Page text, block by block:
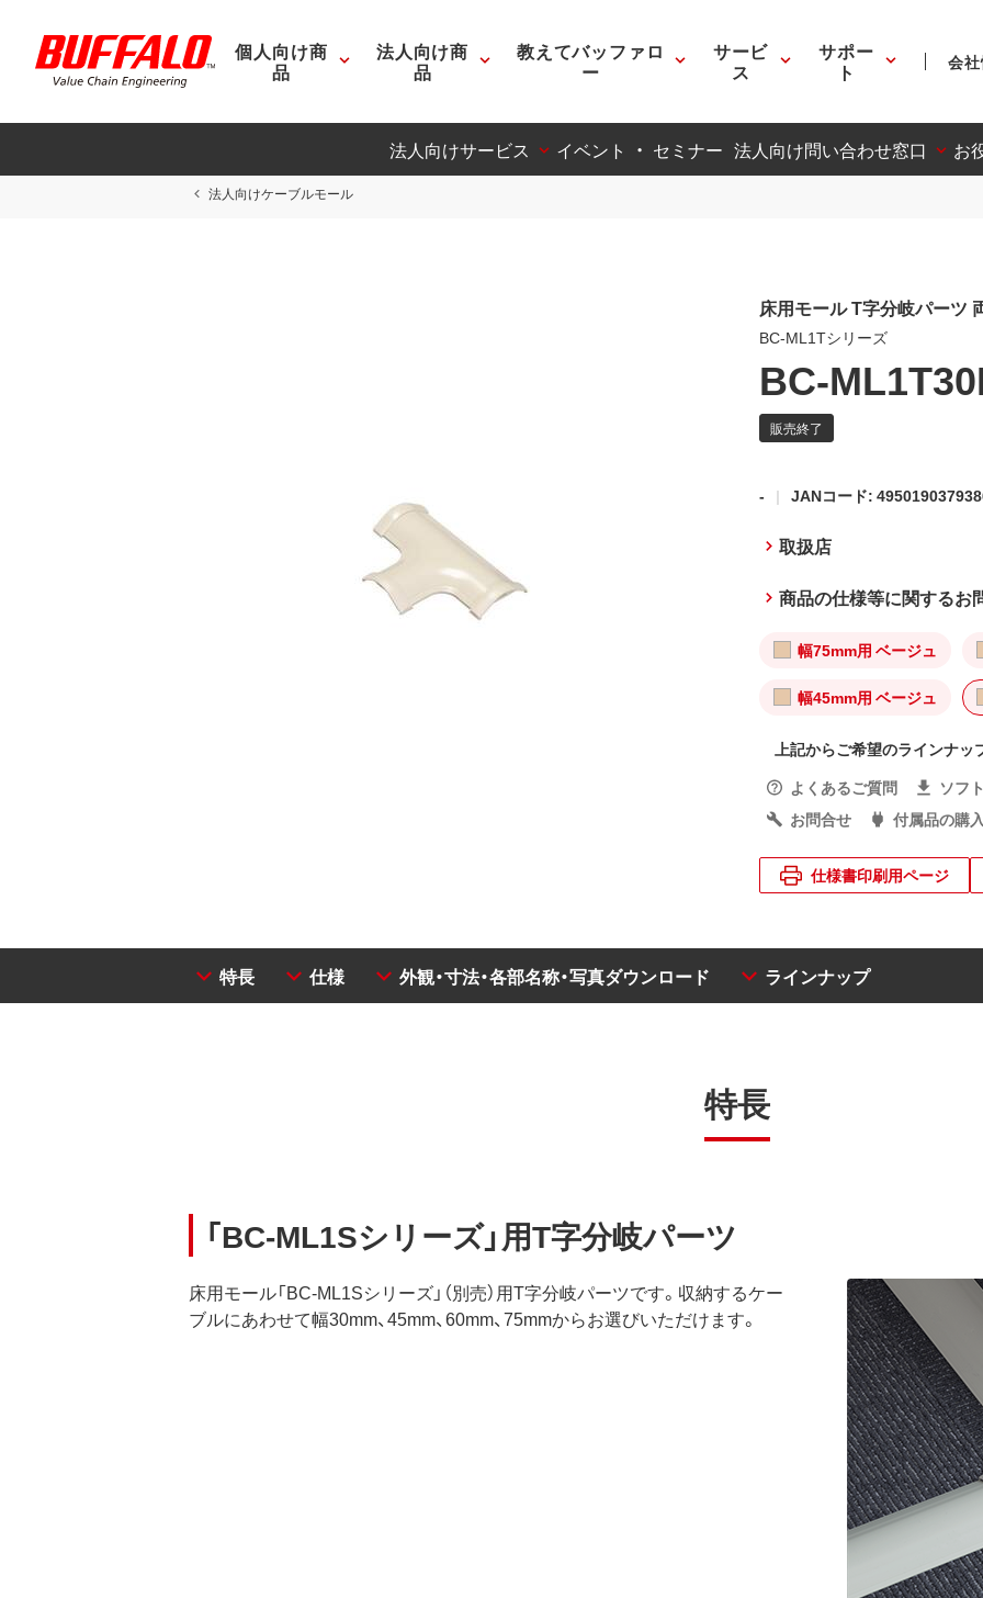
個人向け商
品
法人向け商
品
教えてバッファロ
ー
サービ
ス
サポー
ト 会
法人向けサービス イベント ・ セミナー 法人向け問い合わせ窓口 お
法人向けケーブルモール
床用モール T字分岐パーツ
BC-ML1Tシリーズ
BC-
- JANコード:
取扱店
商品の仕様等に関するお
幅75mm用 ベージュ
幅45mm用 ベージュ
上記からご希望のラインナッ
よくあるご質問
ソフ
お問合せ
付属品の購
仕様書印刷用ページ
特長 仕様 外観・寸法・各部名称・写真ダウンロード ラインナップ
特長
「BC-ML1Sシリーズ」用T字分岐パーツ
床用モール「BC-ML1Sシリーズ」（別売）用T字分岐パーツです。収納するケー
ブルにあわせて幅30mm、45mm、60mm、75mmからお選びいただけます。